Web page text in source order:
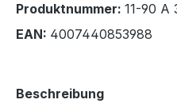
Produktnummer: 11-90 A
EAN: 4007440853988
Beschreibung